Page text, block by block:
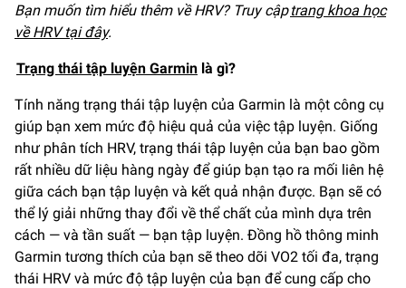
Bạn muốn tìm hiểu thêm về HRV? Truy cậptrang khoa học
về HRV tại đây.
Trạng thái tập luyện Garmin là gì?
Tính năng trạng thái tập luyện của Garmin là một công cụ
giúp bạn xem mức độ hiệu quả của việc tập luyện. Giống
như phân tích HRV, trạng thái tập luyện của bạn bao gồm
rất nhiều dữ liệu hàng ngày để giúp bạn tạo ra mối liên hệ
giữa cách bạn tập luyện và kết quả nhận được. Bạn sẽ có
thể lý giải những thay đổi về thể chất của mình dựa trên
cách — và tần suất — bạn tập luyện. Đồng hồ thông minh
Garmin tương thích của bạn sẽ theo dõi VO2 tối đa, trạng
thái HRV và mức độ tập luyện của bạn để cung cấp cho